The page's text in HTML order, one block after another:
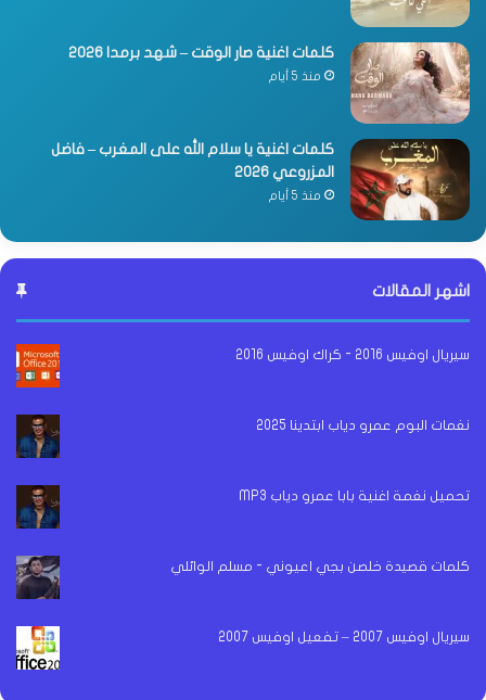
كلمات اغنية صار الوقت – شهد برمدا 2026
منذ 5 أيام
كلمات اغنية يا سلام الله على المغرب – فاضل
المزروعي 2026
منذ 5 أيام
اشهر المقالات
سيريال اوفيس 2016 - كراك اوفيس 2016
نغمات البوم عمرو دياب ابتدينا 2025
تحميل نغمة اغنية بابا عمرو دياب MP3
كلمات قصيدة خلصن بجي اعيوني - مسلم الوائلي
سيريال اوفيس 2007 – تفعيل اوفيس 2007